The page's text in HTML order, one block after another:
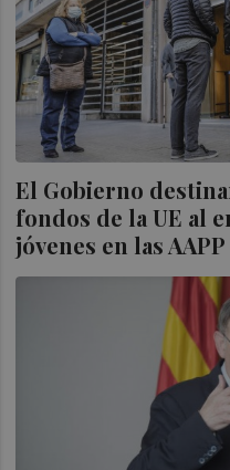
El Gobierno
fondos de la UE al
jóvenes en las AAPP